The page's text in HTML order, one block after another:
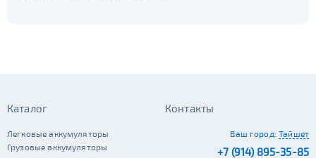
Каталог
Легковые аккумуляторы
Грузовые аккумуляторы
Контакты
Ваш город: Тайшет
+7 (914) 895-35-85